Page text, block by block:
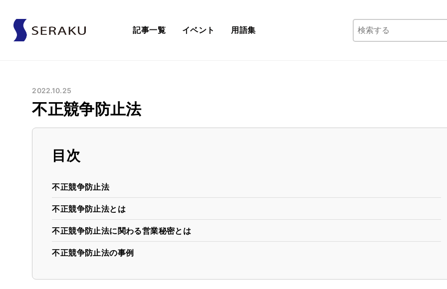
記事一覧 イベント 用語集
索:
2022.10.25
不正競争防止法
目次
不正競争防止法
不正競争防止法とは
不正競争防止法に関わる営業秘密とは
不正競争防止法の事例